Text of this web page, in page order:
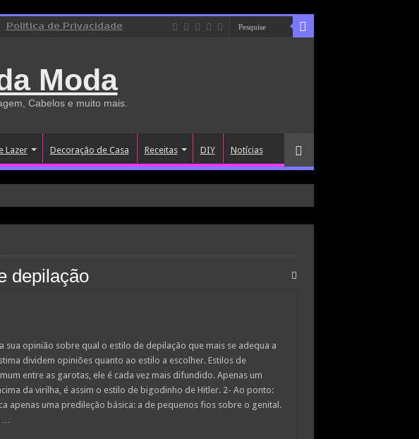
Politica de Privacidade
Moda
Cabelos e muito mais.
Lazer Decoração de Casa Receitas DIY Notícias
depilação
sua opinião sobre qual o estilo de depilação que mais se adequa a
dividem opiniões quanto ao estilo a escolher. Estilos de
entre as garotas, ele é cada vez mais difundido. Apenas um
da virilha, é assim o estilo de bigodinho de Hitler. 2- Ao ponto:
apenas uma predileção básica: a de pequenos fios sobre o genital.
…